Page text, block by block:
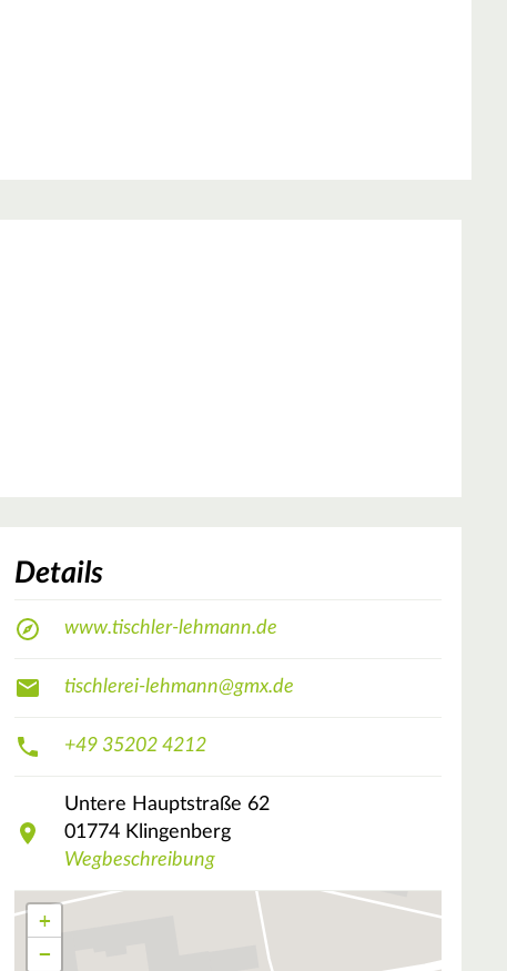
Details
www.tischler-lehmann.de
tischlerei-lehmann@gmx.de
+49 35202 4212
Untere Hauptstraße 62
01774 Klingenberg
Wegbeschreibung
+
−